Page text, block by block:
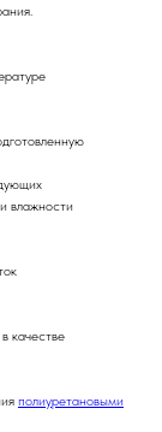
влажности
качестве
полиуретановыми